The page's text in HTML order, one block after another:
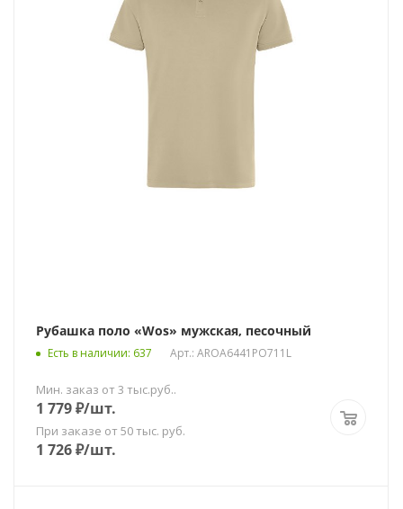
Рубашка поло «Wos» мужская, песочный
Есть в наличии: 637 Арт.: AROA6441PO711L
Мин. заказ от 3 тыс.руб..
1 779₽/шт.
При заказе от 50 тыс. руб.
1 726₽/шт.